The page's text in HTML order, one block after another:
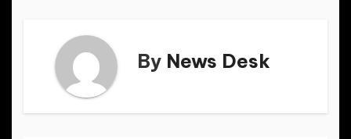
k
By News Desk